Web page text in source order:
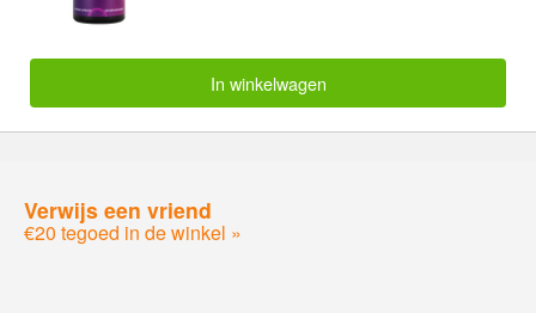
In winkelwagen
Verwijs een vriend
€20 tegoed in de winkel »